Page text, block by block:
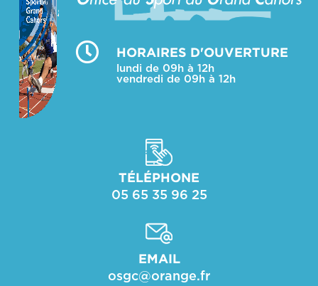
HORAIRES D'OUVERTURE
lundi de 09h à 12h
vendredi de 09h à 12h
TÉLÉPHONE
05 65 35 96 25
EMAIL
osgc@orange.fr​